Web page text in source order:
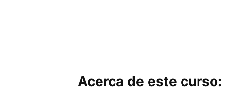
Acerca de este curso: